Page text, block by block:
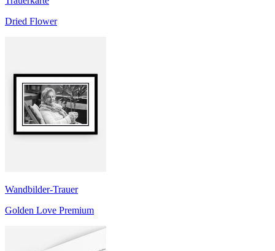
Dried Flower
Wandbilder-Trauer
Golden Love Premium